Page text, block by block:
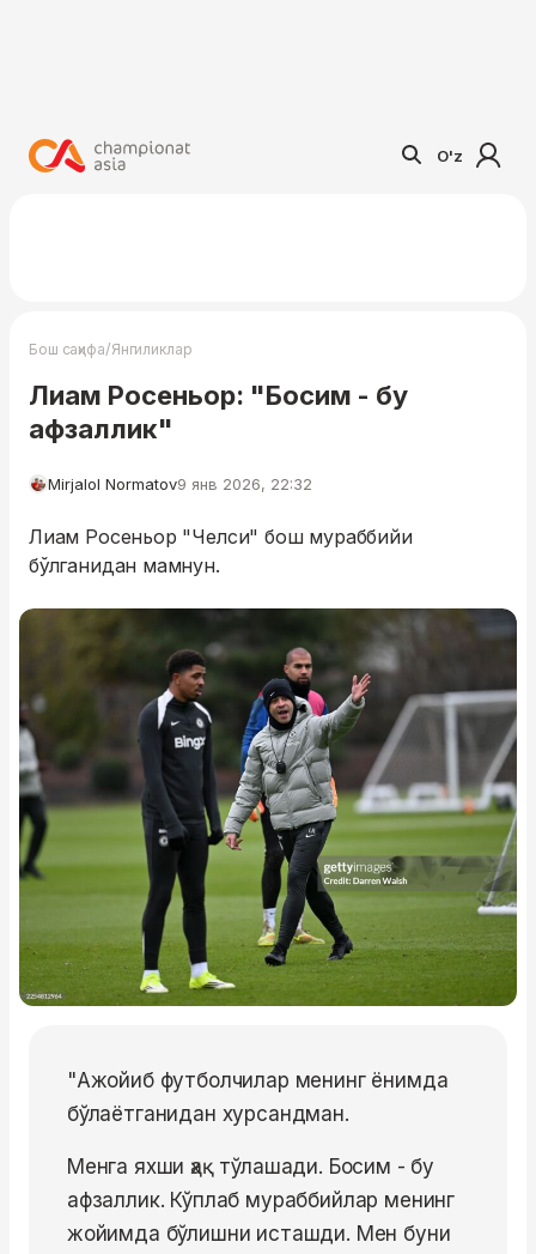
O'z
Бош саҳифа/Янгиликлар
Лиам Росеньор: "Босим - бу
афзаллик"
Mirjalol Normatov9 янв 2026, 22:32
Лиам Росеньор "Челси" бош мураббийи
бўлганидан мамнун.
"Ажойиб футболчилар менинг ёнимда
бўлаётганидан хурсандман.
Менга яхши ҳақ тўлашади. Босим - бу
афзаллик. Кўплаб мураббийлар менинг
жойимда бўлишни исташди. Мен буни